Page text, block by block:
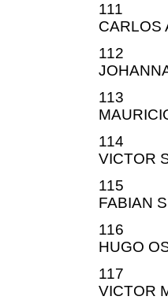
111
CARLOS
112
113
114
VICTOR
115
FABIAN
116
HUGO
117
VICTOR